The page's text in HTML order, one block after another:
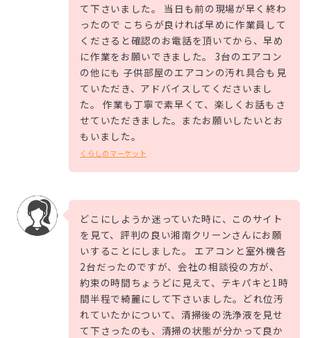
て下さいました。 当日も前の現場が早く終わ
ったので こちらが良ければ早めに作業員して
くださると確認のお電話を頂いてから、早め
に作業をお願いできました。 3台のエアコン
の他にも 子供部屋のエアコンの汚れ具合も見
ていただき、アドバイスしてくださいまし
た。 作業も丁寧で素早くて、楽しくお話もさ
せていただきました。またお願いしたいとお
もいました。
くらしのマーケット
どこにしようか迷っていた時に、このサイト
を見て、評判の良い湘南クリーンさんにお願
いすることにしました。 エアコンと室外機各
2台だったのですが、会社の相談役の方が、
約束の時間ちょうどに見えて、テキパキと1時
間半程で綺麗にして下さいました。どれ位汚
れていたかについて、清掃後の洗浄液を見せ
て下さったのも、清掃の状態が分かって良か